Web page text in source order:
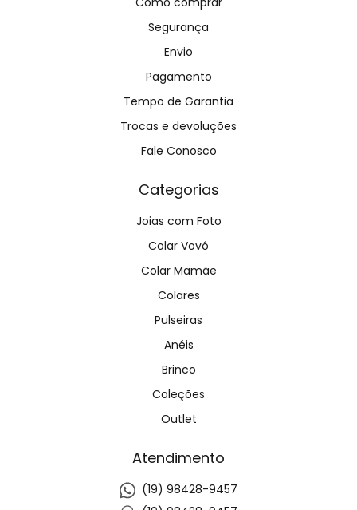
Segurança
Envio
Pagamento
Tempo de Garantia
Trocas e devoluções
Fale Conosco
Categorias
Joias com Foto
Colar Vovó
Colar Mamãe
Colares
Pulseiras
Anéis
Brinco
Coleções
Outlet
Atendimento
(19) 98428-9457